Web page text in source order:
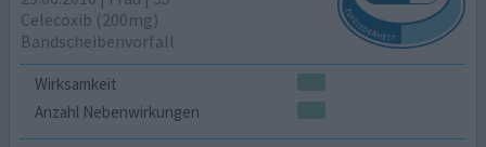
Celecoxib (200mg)
Bandscheibenvorfall
Wirksamkeit
Anzahl Nebenwirkungen